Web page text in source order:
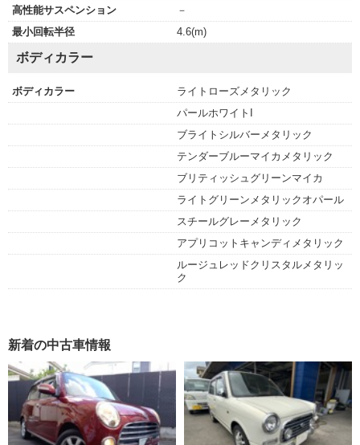
高性能サスペンション
－
最小回転半径
4.6(m)
ボディカラー
ボディカラー
ライトローズメタリック
パールホワイトI
ブライトシルバーメタリック
テンダーブルーマイカメタリック
ブリティッシュグリーンマイカ
ライトグリーンメタリックオパール
スチールグレーメタリック
アプリコットキャンディメタリック
ルージュレッドクリスタルメタリッ
ク
新着の中古車情報